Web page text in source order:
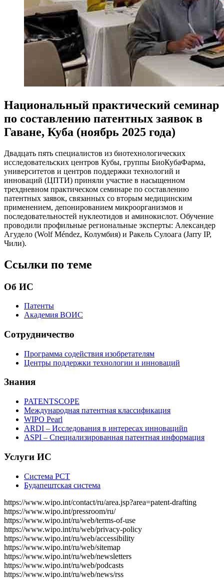
Национальный практический семинар
по составлению патентных заявок в
Гаване, Куба (ноябрь 2025 года)
Двадцать пять специалистов из биотехнологических
исследовательских центров Кубы, группы БиоКубаФарма,
университетов и центров поддержки технологий и
инноваций (ЦПТИ) приняли участие в насыщенном
трехдневном практическом семинаре по составлению
патентных заявок, связанных со вторым медицинским
применением, депонированием микроорганизмов и
последовательностей нуклеотидов и аминокислот. Обучение
проводили профильные региональные эксперты: Александер
Агудело (Wolf Méndez, Колумбия) и Ракель Сулоага (Jarry IP,
Чили).
Ссылки по теме
Об ИС
Патенты
Академия ВОИС
Сотрудничество
Программа содействия изобретателям
Центры поддержки технологии и инноваций
Знания
PATENTSCOPE
Международная патентная классификация
WIPO Pearl
ARDI – Исследования в интересах инновацийn
ASPI – Специализированная патентная информация
Услуги ИС
Система РСТ
Будапештская система
https://www.wipo.int/contact/ru/area.jsp?area=patent-drafting
https://www.wipo.int/pressroom/ru/
https://www.wipo.int/ru/web/terms-of-use
https://www.wipo.int/ru/web/privacy-policy
https://www.wipo.int/ru/web/accessibility
https://www.wipo.int/ru/web/sitemap
https://www.wipo.int/ru/web/newsletters
https://www.wipo.int/ru/web/podcasts
https://www.wipo.int/ru/web/news/rss